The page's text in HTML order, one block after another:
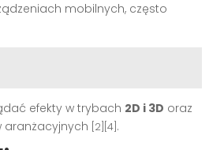
mobilnych, często
efekty w trybach 2D i 3D oraz
aranżacyjnych [2][4] .